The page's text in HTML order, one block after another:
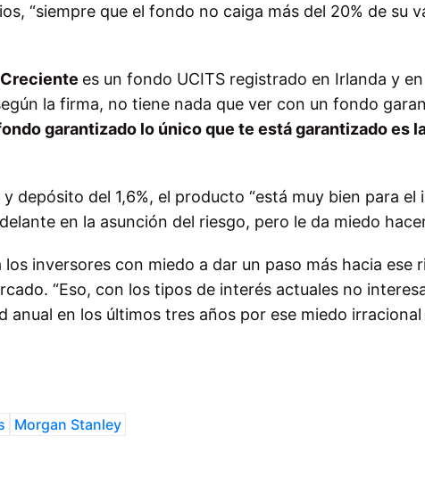
“siempre que el fondo no caiga más del 20% de su
es un fondo UCITS registrado en Irlanda y
la firma, no tiene nada que ver con un fondo
garantizado lo único que te está garantizado es
depósito del 1,6%, el producto “está muy bien para el
en la asunción del riesgo, pero le da miedo
inversores con miedo a dar un paso más hacia ese
“Eso, con los tipos de interés actuales no
anual en los últimos tres años por ese miedo irracional
Morgan Stanley